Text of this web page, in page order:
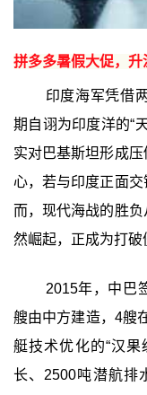
拼多多暑假大促，
印度海军凭借
期自诩为印度洋的“
实对巴基斯坦形成
心，若与印度正面
而，现代海战的胜
然崛起，正成为打破
2015年，中巴
艘由中方建造，4艘
艇技术优化的“汉
长、2500吨潜航排